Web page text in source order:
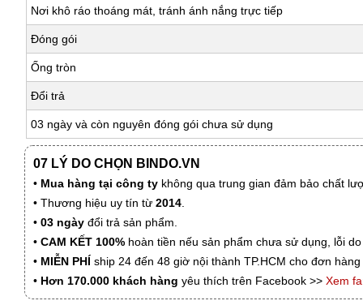
Nơi khô ráo thoáng mát, tránh ánh nắng trực tiếp
Đóng gói
Ống tròn
Đổi trả
03 ngày và còn nguyên đóng gói chưa sử dụng
07 LÝ DO CHỌN BINDO.VN
• Mua hàng tại công ty không qua trung gian đảm bảo chất
• Thương hiệu uy tín từ 2014.
• 03 ngày đổi trả sản phẩm.
• CAM KẾT 100% hoàn tiền nếu sản phẩm chưa sử dụng, lỗi
• MIỄN PHÍ ship 24 đến 48 giờ nội thành TP.HCM cho đơn
• Hơn 170.000 khách hàng yêu thích trên Facebook >> Xem